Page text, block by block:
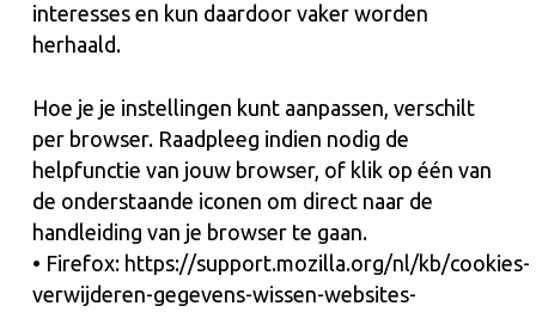
interesses en kun daardoor vaker worden
herhaald.
Hoe je je instellingen kunt aanpassen, verschilt
per browser. Raadpleeg indien nodig de
helpfunctie van jouw browser, of klik op één van
de onderstaande iconen om direct naar de
handleiding van je browser te gaan.
• Firefox: https://support.mozilla.org/nl/kb/cookies-
verwijderen-gegevens-wissen-websites-